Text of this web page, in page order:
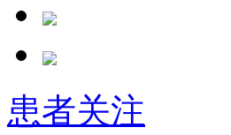
患者关注